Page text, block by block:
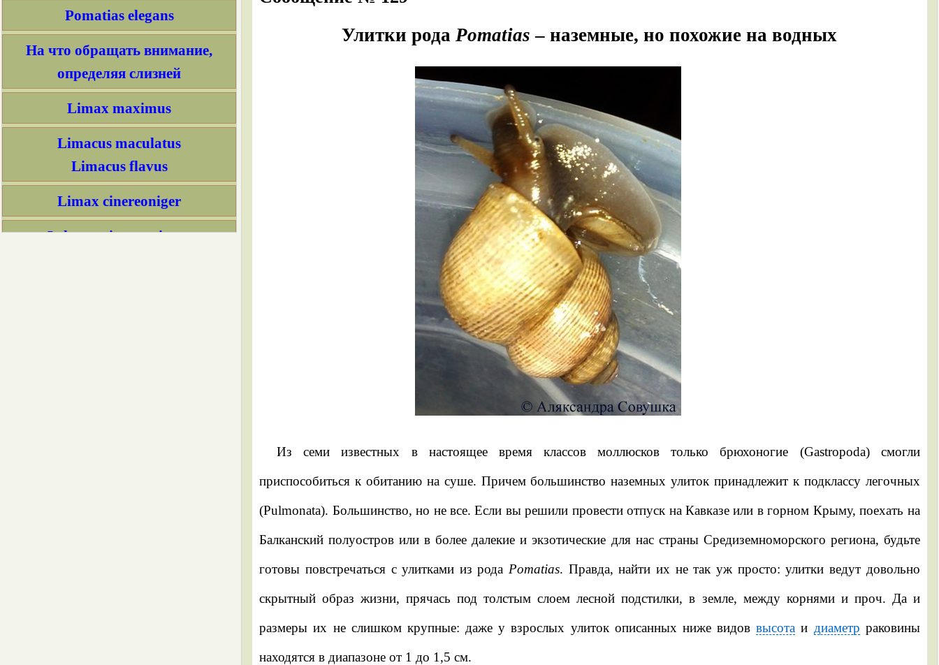
Pomatias elegans
На что обращать внимание,
определяя слизней
Limax maximus
Limacus maculatus
Limacus flavus
Limax cinereoniger
Lehmannia marginata
Улитки родаPomatias – наземные, но похожие на водных
Из семи известных в настоящее время классов моллюсков только брюхоногие (Gastropoda) смогли
приспособиться к обитанию на суше. Причем большинство наземных улиток принадлежит к подклассу легочных
(Pulmonata). Большинство, но не все. Если вы решили провести отпуск на Кавказе или в горном Крыму, поехать на
Балканский полуостров или в более далекие и экзотические для нас страны Средиземноморского региона, будьте
готовы повстречаться с улитками из рода Pomatias. Правда, найти их не так уж просто: улитки ведут довольно
скрытный образ жизни, прячась под толстым слоем лесной подстилки, в земле, между корнями и проч. Да и
размеры их не слишком крупные: даже у взрослых улиток описанных ниже видоввысота и диаметр раковины
находятся в диапазоне от 1 до 1,5 см.